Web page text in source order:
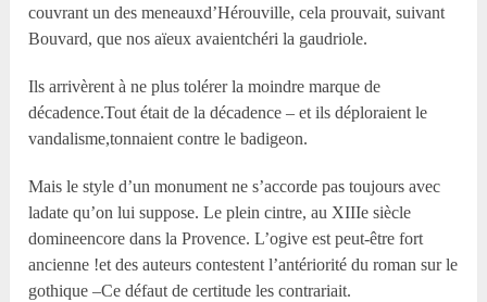
couvrant un des meneauxd’Hérouville, cela prouvait, suivant
Bouvard, que nos aïeux avaientchéri la gaudriole.
Ils arrivèrent à ne plus tolérer la moindre marque de
décadence.Tout était de la décadence – et ils déploraient le
vandalisme,tonnaient contre le badigeon.
Mais le style d’un monument ne s’accorde pas toujours avec
ladate qu’on lui suppose. Le plein cintre, au XIIIe siècle
domineencore dans la Provence. L’ogive est peut-être fort
ancienne !et des auteurs contestent l’antériorité du roman sur le
gothique –Ce défaut de certitude les contrariait.